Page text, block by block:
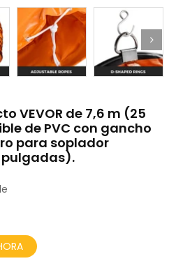
VEVOR de 7,6 m (25
de PVC con gancho
para soplador